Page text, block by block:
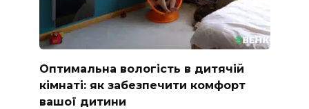
Оптимальна вологість в дитячій
кімнаті: як забезпечити комфорт
вашої дитини